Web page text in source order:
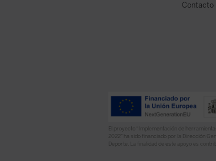
Contacto
El proyecto “Implementación de
2022” ha sido financiado por la Dirección
Deporte. La finalidad de este apoyo es